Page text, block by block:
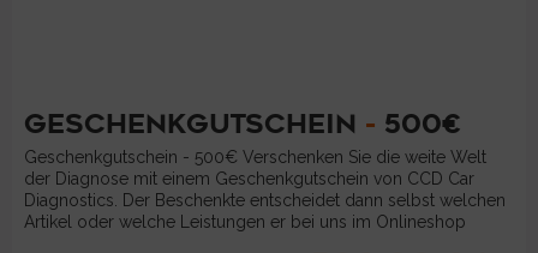
GESCHENKGUTSCHEIN - 500€
Geschenkgutschein - 500€ Verschenken Sie die weite Welt
der Diagnose mit einem Geschenkgutschein von CCD Car
Diagnostics. Der Beschenkte entscheidet dann selbst welchen
Artikel oder welche Leistungen er bei uns im Onlineshop